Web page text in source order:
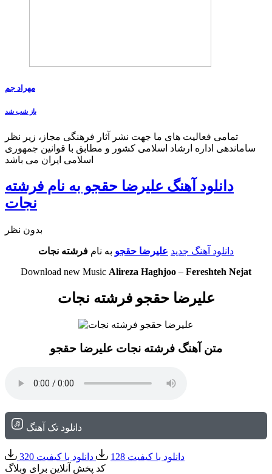
مهراد جم
باز شب شد
تمامی فعالیت های ما جهت نشر آثار فرهنگی مجاز، زیر نظر
ساماندهی اداره ارشاد اسلامی کشور و مطابق با قوانین جمهوری
اسلامی ایران می باشد
دانلود آهنگ علیرضا حقجو به نام فرشته
نجات
بدون نظر
دانلود آهنگ جدید علیرضا حقجو به نام فرشته نجات
Download new Music Alireza Haghjoo – Fereshteh Nejat
علیرضا حقجو فرشته نجات
متن آهنگ فرشته نجات علیرضا حقجو
دانلود تک آهنگ
دانلود با کیفیت 128
دانلود با کیفیت 320
کد پخش آنلاین برای وبلاگ